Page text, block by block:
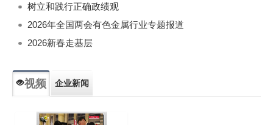
树立和践行正确政绩观
2026年全国两会有色金属行业专题报道
2026新春走基层
视频 企业新闻